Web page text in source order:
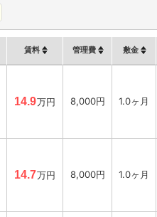
賃料 管理費 敷金
14.9万円 8,000円 1.0ヶ月
14.7万円 8,000円 1.0ヶ月